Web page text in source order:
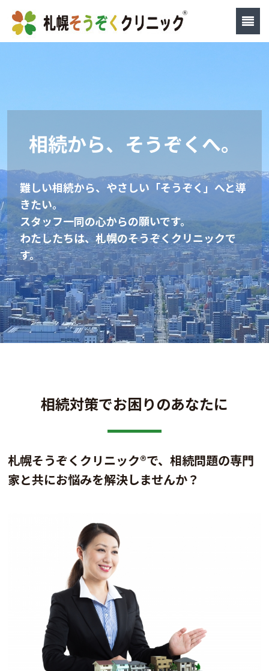
相続から、そうぞくへ。
難しい相続から、やさしい「そうぞく」へと導
きたい。
スタッフ一同の心からの願いです。
わたしたちは、札幌のそうぞくクリニックで
す。
相続対策でお困りのあなたに
札幌そうぞくクリニック®で、相続問題の専門
家と共にお悩みを解決しませんか？